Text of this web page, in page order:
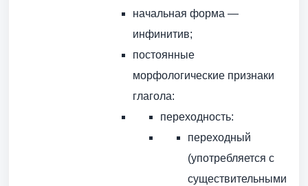
начальная форма —
инфинитив;
постоянные
морфологические признаки
глагола:
переходность:
переходный
(употребляется с
существительными